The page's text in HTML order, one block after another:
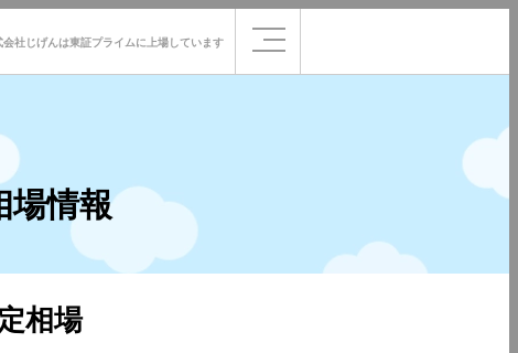
会社じげんは東証プライムに 上場しています
場情報
相場